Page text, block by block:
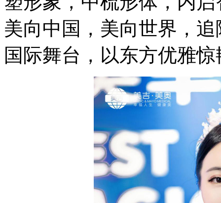
美向中国，美向世界，
国际舞台，以东方优雅